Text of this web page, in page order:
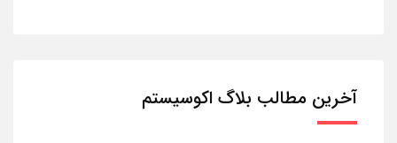
آخرین مطالب بلاگ اکوسیستم